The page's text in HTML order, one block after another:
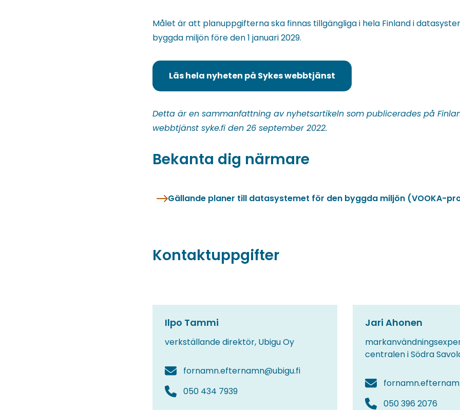
Målet är att planuppgifterna ska finnas tillgängliga i hela Finland i
byggda miljön före den 1 januari 2029.
Läs hela nyheten på Sykes webbtjänst
(du
omdirigerad
till
annan
tjänst)
Detta är en sammanfattning av nyhetsartikeln som publicerades på
webbtjänst syke.fi den 26 september 2022.
Bekanta dig närmare
Gällande planer till datasystemet för den byggda miljön (VOOKA-
Kontaktuppgifter
Ilpo Tammi
verkställande direktör, Ubigu Oy
fornamn.efternamn@ubigu.fi
050 434 7939
Jari Ahonen
centralen i Södra
050 396 2076